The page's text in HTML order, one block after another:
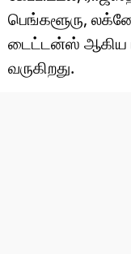
பெங்களூரு,
டைட்டன்ஸ் ஆகிய
வருகிறது.